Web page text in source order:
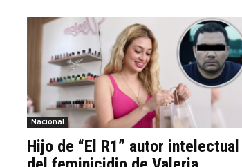
Nacional
Hijo de “El R1” autor intelectual